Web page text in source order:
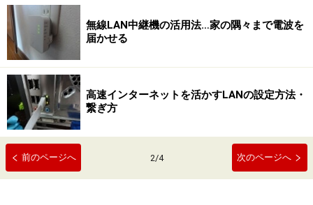
無線LAN中継機の活用法…家の隅々まで電波を
届かせる
高速インターネットを活かすLANの設定方法・
繋ぎ方
前のページへ 2/4 次のページへ